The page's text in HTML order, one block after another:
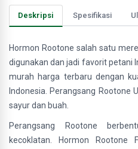
Deskripsi Spesifikasi
Hormon Rootone salah satu
digunakan dan jadi favorit petani
murah harga terbaru dengan
Indonesia. Perangsang Rootone
sayur dan buah.
Perangsang Rootone
kecoklatan. Hormon